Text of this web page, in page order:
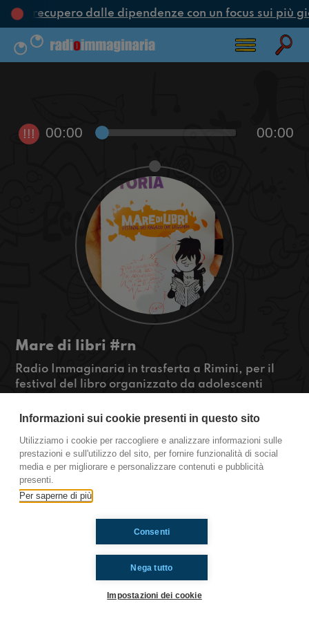
e recupero dalle dipendenze con un focus sui più
!!! 00:00 00:00
Mare di libri #rn
Radio Immaginaria in trasferta a Rimini, per il
festival del libro organizzato da adolescenti
Un weekend fantastico all'insegna della lettura,
disponibili a interviste e conferenze! Per chi non
riuscirà ad esserci, i tipi immaginari lo
descriveranno per voi!
Ti è piaciuto? Condividilo!
Informazioni sui cookie presenti in questo sito
Utilizziamo i cookie per raccogliere e analizzare informazioni sulle
prestazioni e sull'utilizzo del sito, per fornire funzionalità di social
media e per migliorare e personalizzare contenuti e pubblicità
presenti.
Per saperne di più
Nega tutto
Consenti
Impostazioni dei cookie